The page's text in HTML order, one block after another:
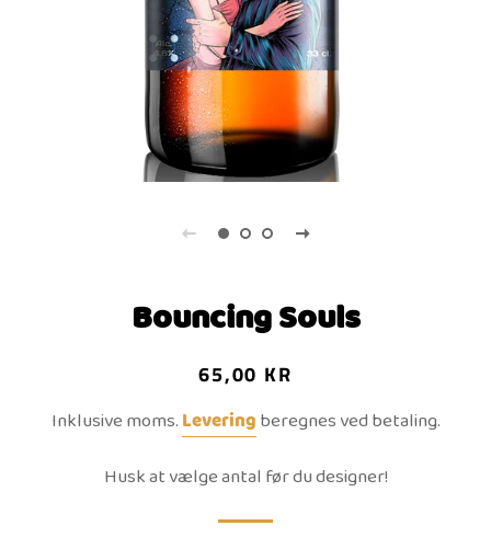
Bouncing Souls
Normalpris
Udsalgspris
65,00 KR
Inklusive moms.Leveringberegnes ved betaling.
Husk at vælge antal før du designer!